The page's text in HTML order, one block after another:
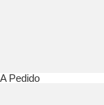
A Pedido